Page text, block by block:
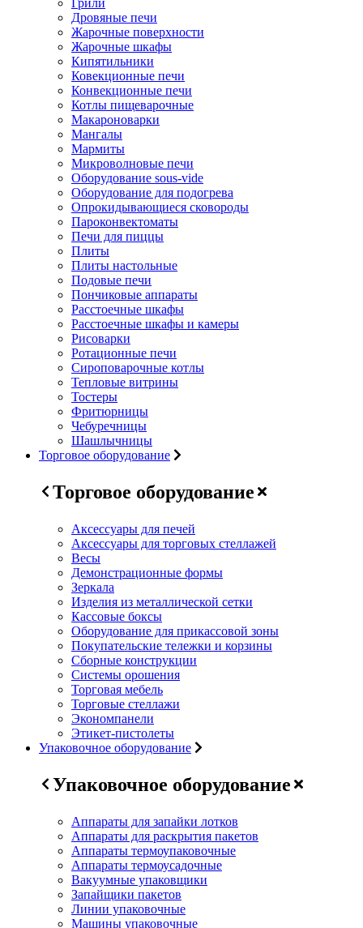
Грили
Дровяные печи
Жарочные поверхности
Жарочные шкафы
Кипятильники
Ковекционные печи
Конвекционные печи
Котлы пищеварочные
Макароноварки
Мангалы
Мармиты
Микроволновые печи
Оборудование sous-vide
Оборудование для подогрева
Опрокидывающиеся сковороды
Пароконвектоматы
Печи для пиццы
Плиты
Плиты настольные
Подовые печи
Пончиковые аппараты
Расстоечные шкафы
Расстоечные шкафы и камеры
Рисоварки
Ротационные печи
Сироповарочные котлы
Тепловые витрины
Тостеры
Фритюрницы
Чебуречницы
Шашлычницы
Торговое оборудование
Торговое оборудование
Аксессуары для печей
Аксессуары для торговых стеллажей
Весы
Демонстрационные формы
Зеркала
Изделия из металлической сетки
Кассовые боксы
Оборудование для прикассовой зоны
Покупательские тележки и корзины
Сборные конструкции
Системы орошения
Торговая мебель
Торговые стеллажи
Экономпанели
Этикет-пистолеты
Упаковочное оборудование
Упаковочное оборудование
Аппараты для запайки лотков
Аппараты для раскрытия пакетов
Аппараты термоупаковочные
Аппараты термоусадочные
Вакуумные упаковщики
Запайщики пакетов
Линии упаковочные
Машины упаковочные